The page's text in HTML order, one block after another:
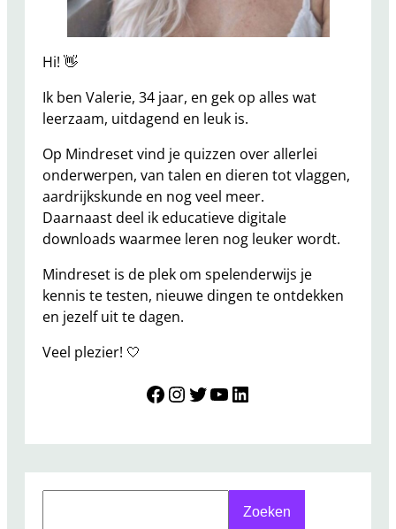
Hi! 👋
Ik ben Valerie, 34 jaar, en gek op alles wat
leerzaam, uitdagend en leuk is.
Op Mindreset vind je quizzen over allerlei
onderwerpen, van talen en dieren tot vlaggen,
aardrijkskunde en nog veel meer.
Daarnaast deel ik educatieve digitale
downloads waarmee leren nog leuker wordt.
Mindreset is de plek om spelenderwijs je
kennis te testen, nieuwe dingen te ontdekken
en jezelf uit te dagen.
Veel plezier! 🤍
Mindreset InstagramTwitter YouTube LinkedIn
Zoeken